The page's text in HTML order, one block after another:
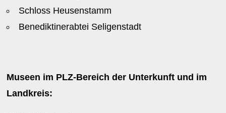
Schloss Heusenstamm
Benediktinerabtei Seligenstadt
Museen im PLZ-Bereich der Unterkunft und im
Landkreis: